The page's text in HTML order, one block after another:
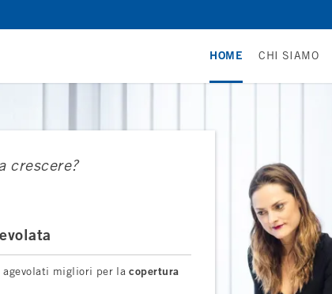
HOME CHI SIAMO
crescere?
migliori per lacopertura